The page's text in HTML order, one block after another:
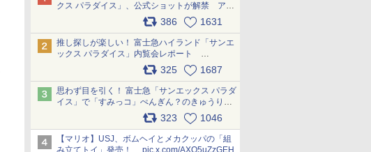
クス パラダイス」、公式ショットが解禁 アト
ラクション、メニュー、グッズ写真を一覧で紹
介 pic.x.com/bDYkq8oRFu
386 1631
推し探しが楽しい！ 富士急ハイランド「サンエ
ックス パラダイス」内覧会レポート
325 1687
思わず目を引く！ 富士急「サンエックス パラダ
イス」で「すみっコ」ぺんぎん？のきゅうりド
ッグを食べてみた イラストそのままのメニュ
ー化に挑戦。これが意外にもおいしい
pic.x.com/Kgl04hZaeg
323 1046
【マリオ】USJ、ボムヘイとメカクッパの「組
み立てトイ」発売！ pic.x.com/AXQ5uZzGEH